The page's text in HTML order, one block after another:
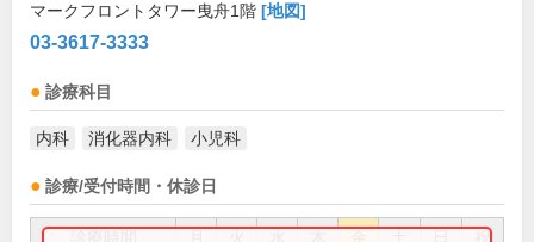
マークフロントタワー曳舟1階 [地図]
03-3617-3333
診療科目
内科 消化器内科 小児科
診療/受付時間・休診日
祝